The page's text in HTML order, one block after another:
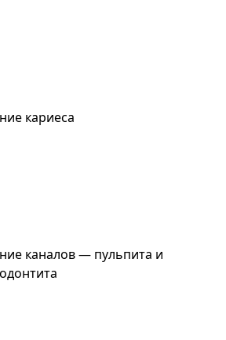
кариеса
каналов — пульпита и